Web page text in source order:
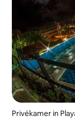
Privékamer in